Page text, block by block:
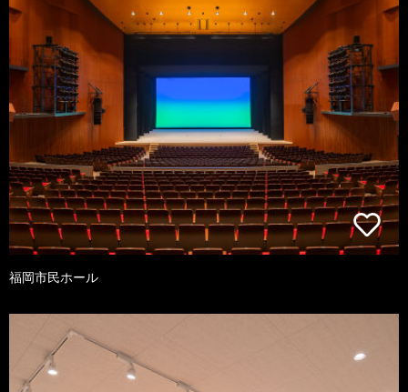
福岡市民ホール